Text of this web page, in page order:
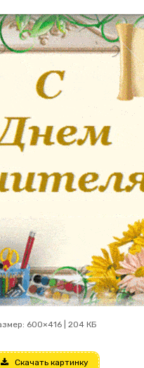
600×416 | 204 КБ
Скачать картинку